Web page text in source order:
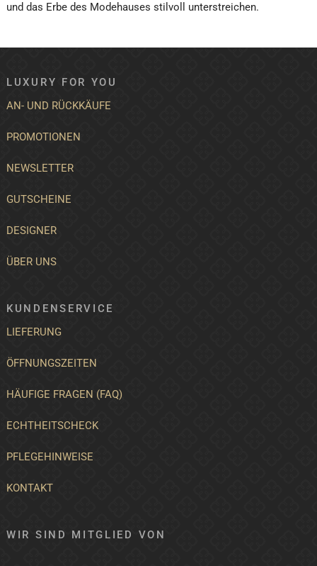
und das Erbe des Modehauses stilvoll unterstreichen.
LUXURY FOR YOU
AN- UND RÜCKKÄUFE
PROMOTIONEN
NEWSLETTER
GUTSCHEINE
DESIGNER
ÜBER UNS
KUNDENSERVICE
LIEFERUNG
ÖFFNUNGSZEITEN
HÄUFIGE FRAGEN (FAQ)
ECHTHEITSCHECK
PFLEGEHINWEISE
KONTAKT
WIR SIND MITGLIED VON